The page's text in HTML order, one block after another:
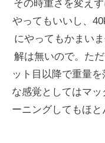
その時重さを変え
やってもいいし、
にやってもかまい
解は無いので。た
ット目以降で重量
な感覚としてはマ
ーニングしてもほと